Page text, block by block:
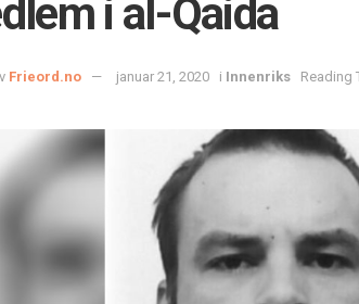
i al-Qaida
Frieord.no januar 21, 2020 i Innenriks Reading